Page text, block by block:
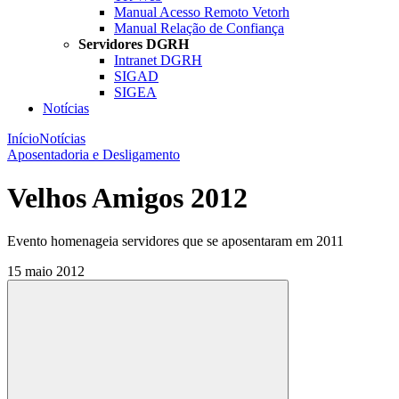
Manual Acesso Remoto Vetorh
Manual Relação de Confiança
Servidores DGRH
Intranet DGRH
SIGAD
SIGEA
Notícias
InícioNotícias
Aposentadoria e Desligamento
Velhos Amigos 2012
Evento homenageia servidores que se aposentaram em 2011
15 maio 2012